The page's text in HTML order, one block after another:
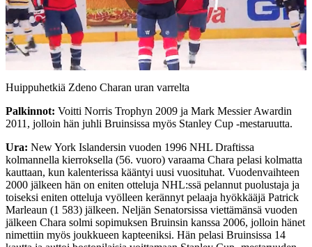
Play
Video
Huippuhetkiä Zdeno Charan uran varrelta
Palkinnot: Voitti Norris Trophyn 2009 ja Mark Messier Awardin
2011, jolloin hän juhli Bruinsissa myös Stanley Cup -mestaruutta.
Ura: New York Islandersin vuoden 1996 NHL Draftissa
kolmannella kierroksella (56. vuoro) varaama Chara pelasi kolmatta
kauttaan, kun kalenterissa kääntyi uusi vuosituhat. Vuodenvaihteen
2000 jälkeen hän on eniten otteluja NHL:ssä pelannut puolustaja ja
toiseksi eniten otteluja vyölleen kerännyt pelaaja hyökkääjä Patrick
Marleaun (1 583) jälkeen. Neljän Senatorsissa viettämänsä vuoden
jälkeen Chara solmi sopimuksen Bruinsin kanssa 2006, jolloin hänet
nimettiin myös joukkueen kapteeniksi. Hän pelasi Bruinsissa 14